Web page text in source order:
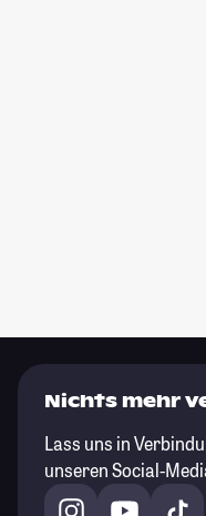
Nichts mehr
Lass uns in
unseren Social-